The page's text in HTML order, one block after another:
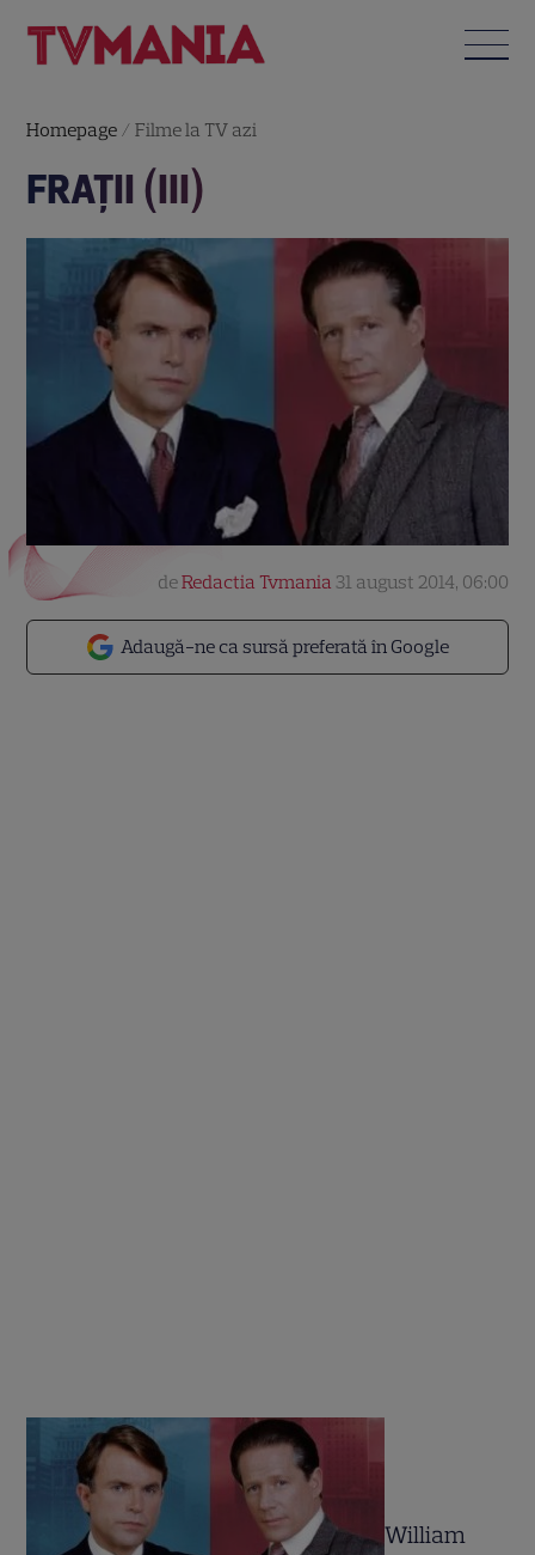
Homepage /Filme la TV azi
FRAŢII (III)
Adaugă-ne ca sursă preferată în Google
deRedactia Tvmania 31 august 2014, 06:00
William